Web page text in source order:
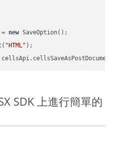
= new SaveOption();
"HTML" );
SDK 上進行簡單的